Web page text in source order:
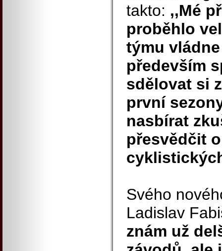
takto: ,,Mé
proběhlo
týmu
především
sdělovat si
první
nasbírat
přesvědčit
Svého
Ladislav
znám už